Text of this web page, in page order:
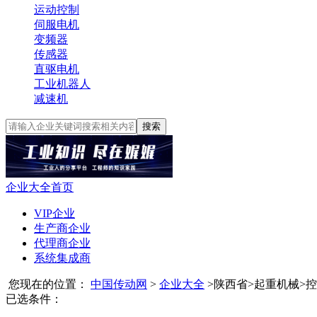
运动控制
伺服电机
变频器
传感器
直驱电机
工业机器人
减速机
搜索
企业大全首页
VIP企业
生产商企业
代理商企业
系统集成商
您现在的位置： 中国传动网 > 企业大全 >陕西省>起重机械>
已选条件：